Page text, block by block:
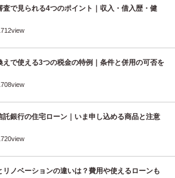
査で見られる4つのポイント｜収入・借入歴・健
えで使える3つの税金の特例｜条件と併用の可否を
託銀行の住宅ローン｜いま申し込める商品と注意
リノベーションの違いは？費用や使えるローンも